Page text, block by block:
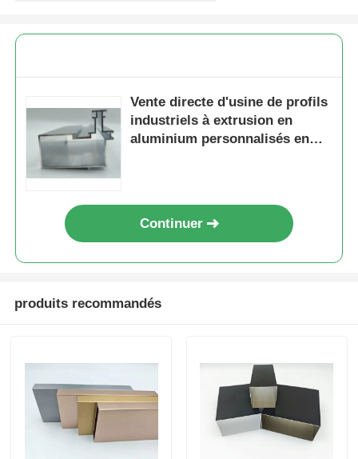
Profiles de cuisine en aluminium
Profiles de porte en aluminium
Accessoires pour profilés en aluminium
Profilé en aluminium poli
profils en aluminium de finition du bois
Vente directe d'usine de profils
industriels à extrusion en
aluminium personnalisés en
Continuer
produits recommandés